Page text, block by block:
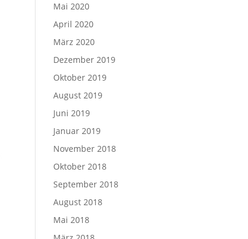
Mai 2020
April 2020
März 2020
Dezember 2019
Oktober 2019
August 2019
Juni 2019
Januar 2019
November 2018
Oktober 2018
September 2018
August 2018
Mai 2018